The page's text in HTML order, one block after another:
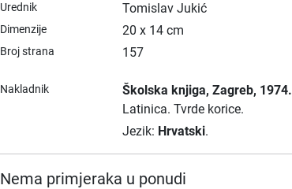
Urednik Tomislav Jukić
Dimenzije 20 x 14 cm
Broj strana 157
Nakladnik Školska knjiga, Zagreb, 1974.
Latinica. Tvrde korice.
Jezik: Hrvatski.
Nema primjeraka u ponudi